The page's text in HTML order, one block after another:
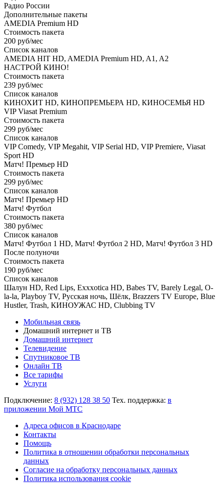
Радио России
Дополнительные пакеты
AMEDIA Premium HD
Стоимость пакета
200 руб/мес
Список каналов
AMEDIA HIT HD, AMEDIA Premium HD, A1, A2
НАСТРОЙ КИНО!
Стоимость пакета
239 руб/мес
Список каналов
КИНОХИТ HD, КИНОПРЕМЬЕРА HD, КИНОСЕМЬЯ HD
VIP Viasat Premium
Стоимость пакета
299 руб/мес
Список каналов
VIP Comedy, VIP Megahit, VIP Serial HD, VIP Premiere, Viasat
Sport HD
Матч! Премьер HD
Стоимость пакета
299 руб/мес
Список каналов
Матч! Премьер HD
Матч! Футбол
Стоимость пакета
380 руб/мес
Список каналов
Матч! Футбол 1 HD, Матч! Футбол 2 HD, Матч! Футбол 3 HD
После полуночи
Стоимость пакета
190 руб/мес
Список каналов
Шалун HD, Red Lips, Exxxotica HD, Babes TV, Barely Legal, O-
la-la, Playboy TV, Русская ночь, Шёлк, Brazzers TV Europe, Blue
Hustler, Trash, КИНОУЖАС HD, Clubbing TV
Мобильная связь
Домашний интернет и ТВ
Домашний интернет
Телевидение
Спутниковое ТВ
Онлайн ТВ
Все тарифы
Услуги
Подключение: 8 (932) 128 38 50 Тех. поддержка: в
приложении Мой МТС
Адреса офисов в Краснодаре
Контакты
Помощь
Политика в отношении обработки персональных
данных
Согласие на обработку персональных данных
Политика использования cookie